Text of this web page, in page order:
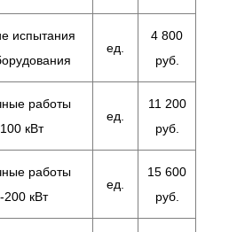
испытания
ед.
4 800
руб.
работы
кВт
ед.
11 200
руб.
работы
200 кВт
ед.
15 600
руб.